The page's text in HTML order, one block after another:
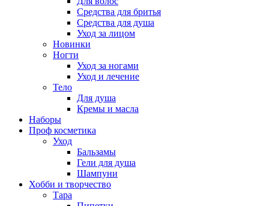
Средства для бритья
Средства для душа
Уход за лицом
Новинки
Ногти
Уход за ногами
Уход и лечение
Тело
Для душа
Кремы и масла
Наборы
Проф косметика
Уход
Бальзамы
Гели для душа
Шампуни
Хобби и творчество
Тара